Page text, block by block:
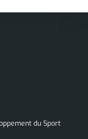
du Sport